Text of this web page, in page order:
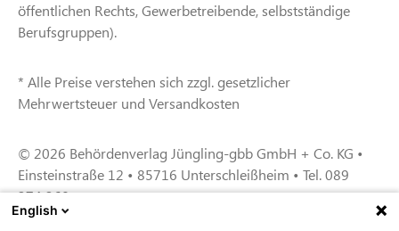
öffentlichen Rechts, Gewerbetreibende, selbstständige
Berufsgruppen).
* Alle Preise verstehen sich zzgl. gesetzlicher
Mehrwertsteuer und Versandkosten
© 2026 Behördenverlag Jüngling-gbb GmbH + Co. KG •
Einsteinstraße 12 • 85716 Unterschleißheim • Tel. 089
374 360
English